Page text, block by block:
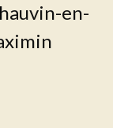
en-